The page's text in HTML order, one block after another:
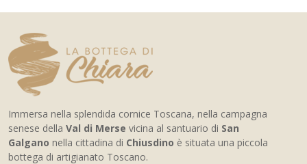
Immersa nella splendida cornice Toscana, nella campagna
senese della Val di Merse vicina al santuario di San
Galgano nella cittadina di Chiusdino è situata una piccola
bottega di artigianato Toscano.